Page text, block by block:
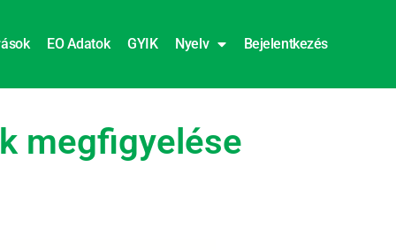
EO Adatok GYIK Nyelv Bejelentkezés
megfigyelése